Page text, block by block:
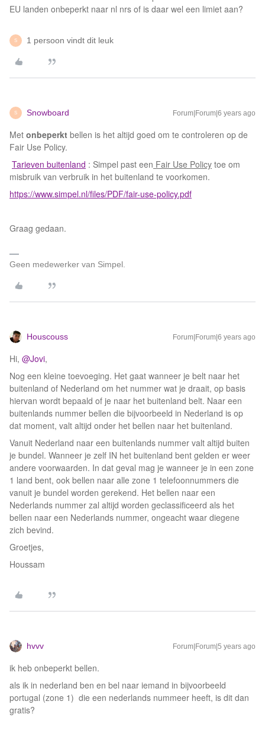
EU landen onbeperkt naar nl nrs of is daar wel een limiet aan?
S 1 persoon vindt dit leuk
S Snowboard Forum|Forum|6 years ago
Met onbeperkt bellen is het altijd goed om te controleren op de
Fair Use Policy.
Tarieven buitenland : Simpel past een Fair Use Policy toe om
misbruik van verbruik in het buitenland te voorkomen.
https://www.simpel.nl/files/PDF/fair-use-policy.pdf
Graag gedaan.
Geen medewerker van Simpel.
Houscouss Forum|Forum|6 years ago
Hi, @Jovi,
Nog een kleine toevoeging. Het gaat wanneer je belt naar het
buitenland of Nederland om het nummer wat je draait, op basis
hiervan wordt bepaald of je naar het buitenland belt. Naar een
buitenlands nummer bellen die bijvoorbeeld in Nederland is op
dat moment, valt altijd onder het bellen naar het buitenland.
Vanuit Nederland naar een buitenlands nummer valt altijd buiten
je bundel. Wanneer je zelf IN het buitenland bent gelden er weer
andere voorwaarden. In dat geval mag je wanneer je in een zone
1 land bent, ook bellen naar alle zone 1 telefoonnummers die
vanuit je bundel worden gerekend. Het bellen naar een
Nederlands nummer zal altijd worden geclassificeerd als het
bellen naar een Nederlands nummer, ongeacht waar diegene
zich bevind.
Groetjes,
Houssam
hvvv Forum|Forum|5 years ago
ik heb onbeperkt bellen.
als ik in nederland ben en bel naar iemand in bijvoorbeeld
portugal (zone 1) die een nederlands nummeer heeft, is dit dan
gratis?